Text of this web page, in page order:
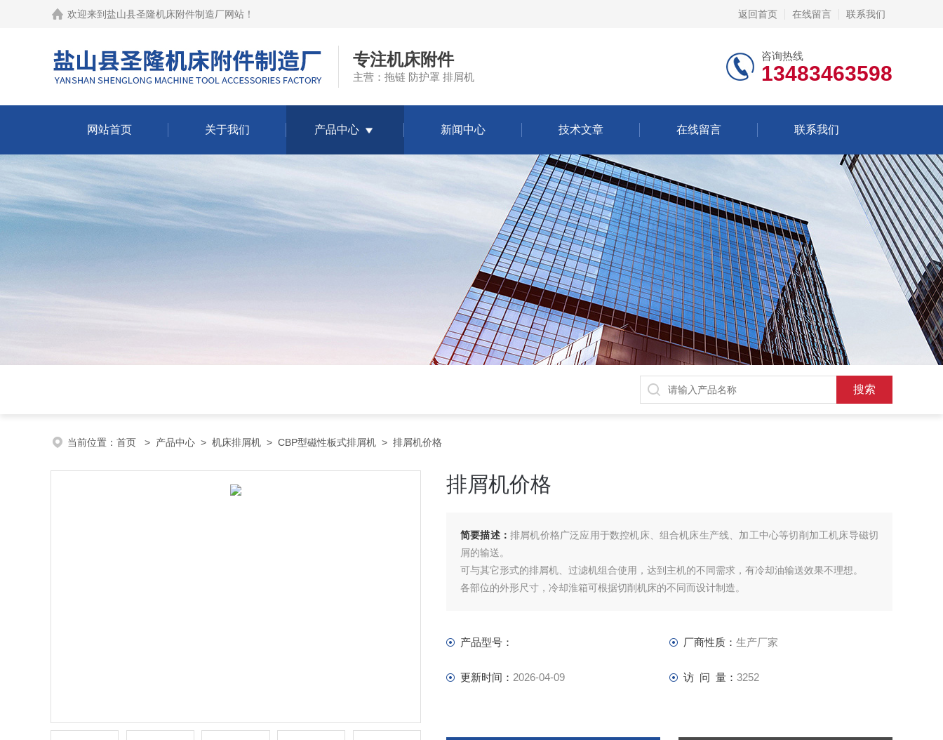
欢迎来到 盐山县圣隆机床附件制造厂网站 ！ 返回首页 在线留言 联系我们
专注机床附件
主营：拖链 防护罩 排屑机
咨询热线
13483463598
网站首页 关于我们 产品中心 新闻中心 技术文章 在线留言 联系我们
当前位置： 首页 > 产品中心 > 机床排屑机 > CBP型磁性板式排屑机 > 排屑机价格
排屑机价格
简要描述： 排屑机价格广泛应用于数控机床、组合机床生产线、加工中心等切削加工机床导磁切
屑的输送。
可与其它形式的排屑机、过滤机组合使用，达到主机的不同需求，有冷却油输送效果不理想。
各部位的外形尺寸，冷却淮箱可根据切削机床的不同而设计制造。
产品型号： 厂商性质： 生产厂家
更新时间： 2026-04-09 访 问 量： 3252